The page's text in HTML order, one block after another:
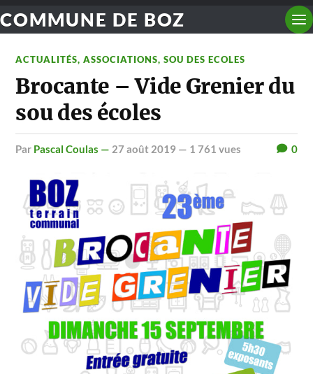
COMMUNE DE BOZ
ACTUALITÉS,ASSOCIATIONS,SOU DES ECOLES
Brocante – Vide Grenier du
sou des écoles
par Pascal Coulas — 27 août 2019 — 1 761 vues 0